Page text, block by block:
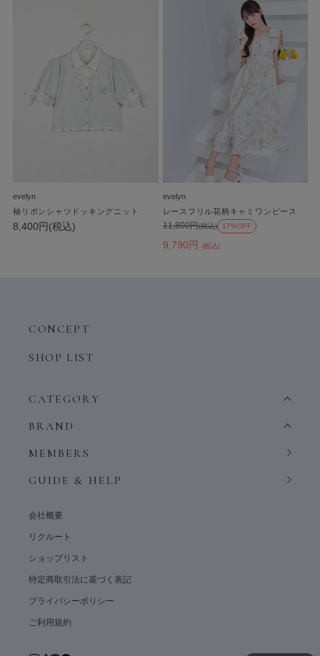
evelyn
袖リボンシャツドッキングニット
8,400円(税込)
evelyn
レースフリル花柄キャミワンピース
9,790円 (税込)
11,800円(税込) 17%OFF
CONCEPT
SHOP LIST
CATEGORY
BRAND
MEMBERS
GUIDE & HELP
会社概要
リクルート
ショップリスト
特定商取引法に基づく表記
プライバシーポリシー
ご利用規約